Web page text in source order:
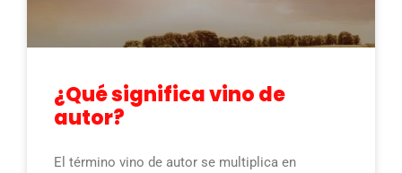
¿Qué significa vino de
autor?
El término vino de autor se multiplica en